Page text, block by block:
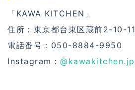
「KAWA KITCHEN」
住所：東京都台東区蔵前2-10-11
電話番号：050-8884-9950
Instagram： @kawakitchen.jp